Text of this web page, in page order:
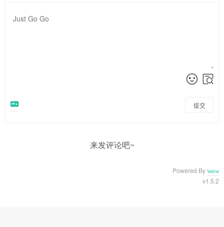
提交
来发评论吧~
Powered By Valine
v1.5.2